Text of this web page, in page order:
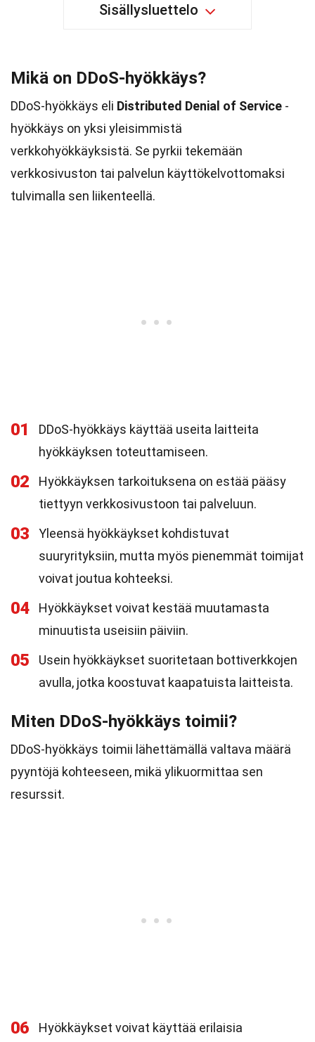
Sisällysluettelo
Mikä on DDoS-hyökkäys?
DDoS-hyökkäys eli Distributed Denial of Service -
hyökkäys on yksi yleisimmistä
verkkohyökkäyksistä. Se pyrkii tekemään
verkkosivuston tai palvelun käyttökelvottomaksi
tulvimalla sen liikenteellä.
01
DDoS-hyökkäys käyttää useita laitteita
hyökkäyksen toteuttamiseen.
02
Hyökkäyksen tarkoituksena on estää pääsy
tiettyyn verkkosivustoon tai palveluun.
03
Yleensä hyökkäykset kohdistuvat
suuryrityksiin, mutta myös pienemmät toimijat
voivat joutua kohteeksi.
04
Hyökkäykset voivat kestää muutamasta
minuutista useisiin päiviin.
05
Usein hyökkäykset suoritetaan bottiverkkojen
avulla, jotka koostuvat kaapatuista laitteista.
Miten DDoS-hyökkäys toimii?
DDoS-hyökkäys toimii lähettämällä valtava määrä
pyyntöjä kohteeseen, mikä ylikuormittaa sen
resurssit.
06
Hyökkäykset voivat käyttää erilaisia